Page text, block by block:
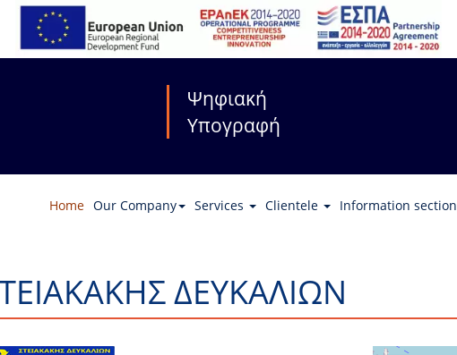
Ψηφιακή
Υπογραφή
Home Our Company Services Clientele Information section
ΔΕΥΚΑΛΙΩΝ